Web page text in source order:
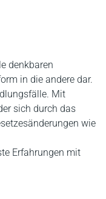
denkbaren
in die andere dar.
Mit
sich durch das
wie
Erfahrungen mit